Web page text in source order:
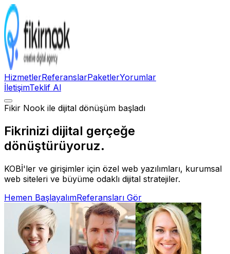
HizmetlerReferanslarPaketlerYorumlar
İletişimTeklif Al
Fikir Nook ile dijital dönüşüm başladı
Fikrinizi dijital gerçeğe
dönüştürüyoruz.
KOBİ'ler ve girişimler için özel web yazılımları, kurumsal
web siteleri ve büyüme odaklı dijital stratejiler.
Hemen BaşlayalımReferansları Gör